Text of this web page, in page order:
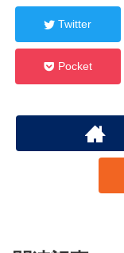
Twitter
Pocket